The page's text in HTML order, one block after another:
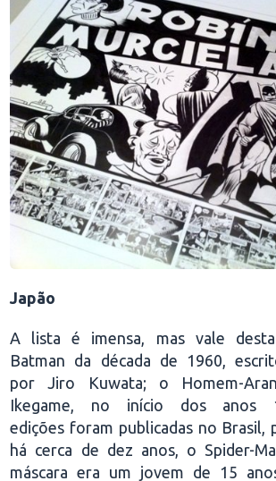
Japão
A lista é imensa, mas vale
Batman da década de 1960,
por Jiro Kuwata; o Homem-
Ikegame, no início dos anos
edições foram publicadas no Brasil,
há cerca de dez anos, o Spider-
máscara era um jovem de 15